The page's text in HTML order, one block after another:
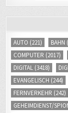
AUTO (221) BAHN
COMPUTER (2017)
DIGITAL (3418)
EVANGELISCH (244)
FERNVERKEHR (242)
GEHEIMDIENST/